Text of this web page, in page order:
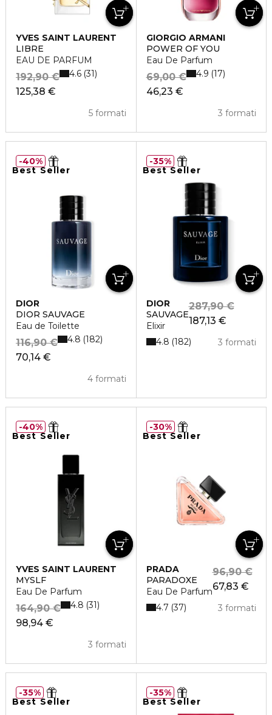
YVES SAINT LAURENT
LIBRE
EAU DE PARFUM
125,38 €
192,90 €
5 formati
4.6 31
GIORGIO ARMANI
POWER OF YOU
Eau De Parfum
46,23 €
69,00 €
3 formati
4.9 17
Best Seller
DIOR
DIOR SAUVAGE
Eau de Toilette
70,14 €
116,90 €
4 formati
4.8 182
40%
Best Seller
DIOR
SAUVAGE
Elixir
187,13 €
287,90 €
3 formati
4.8 182
35%
Best Seller
YVES SAINT LAURENT
MYSLF
Eau De Parfum
98,94 €
164,90 €
3 formati
4.8 31
40%
Best Seller
PRADA
PARADOXE
Eau De Parfum67,83 €
96,90 €
3 formati
4.7 37
30%
Best Seller
35%
Best Seller
35%